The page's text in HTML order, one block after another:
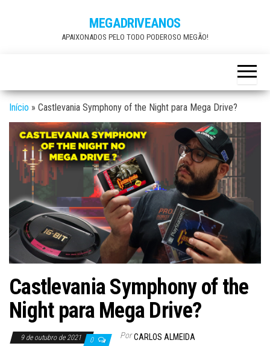
MEGADRIVEANOS
APAIXONADOS PELO TODO PODEROSO MEGÃO!
Início » Castlevania Symphony of the Night para Mega Drive?
Castlevania Symphony of the
Night para Mega Drive?
9 de outubro de 2021 0 Por CARLOS ALMEIDA